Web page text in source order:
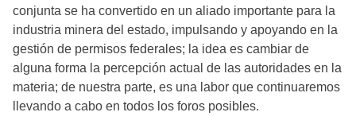
conjunta se ha convertido en un aliado importante para la
industria minera del estado, impulsando y apoyando en la
gestión de permisos federales; la idea es cambiar de
alguna forma la percepción actual de las autoridades en la
materia; de nuestra parte, es una labor que continuaremos
llevando a cabo en todos los foros posibles.